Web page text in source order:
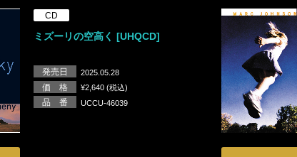
CD
ミズーリの空高く [UHQCD]
発売日 2025.05.28
価 格 ¥2,640 (税込)
品 番 UCCU-46039